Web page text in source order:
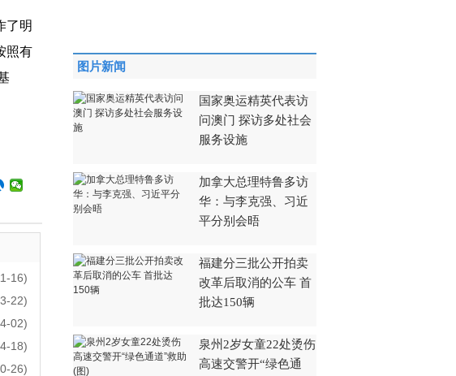
了明
照有
16)
22)
02)
18)
26)
图片新闻
国家奥运精英代表访
问澳门 探访多处社会
服务设施
加拿大总理特鲁多访
华：与李克强、习近
平分别会晤
福建分三批公开拍卖
改革后取消的公车 首
批达150辆
泉州2岁女童22处烫伤
高速交警开“绿色通